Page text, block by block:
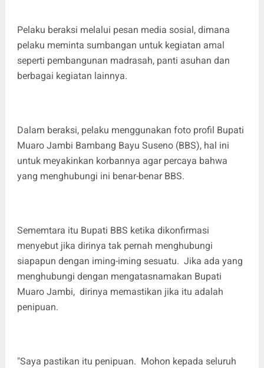
Pelaku beraksi melalui pesan media sosial, dimana
pelaku meminta sumbangan untuk kegiatan amal
seperti pembangunan madrasah, panti asuhan dan
berbagai kegiatan lainnya.
Dalam beraksi, pelaku menggunakan foto profil Bupati
Muaro Jambi Bambang Bayu Suseno (BBS), hal ini
untuk meyakinkan korbannya agar percaya bahwa
yang menghubungi ini benar-benar BBS.
Sememtara itu Bupati BBS ketika dikonfirmasi
menyebut jika dirinya tak pernah menghubungi
siapapun dengan iming-iming sesuatu. Jika ada yang
menghubungi dengan mengatasnamakan Bupati
Muaro Jambi, dirinya memastikan jika itu adalah
penipuan.
"Saya pastikan itu penipuan. Mohon kepada seluruh